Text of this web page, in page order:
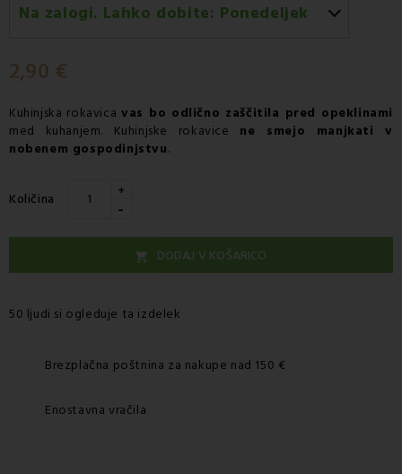
Na zalogi. Lahko dobite: Ponedeljek
2,90 €
Kuhinjska rokavica vas bo odlično zaščitila pred opeklinami
med kuhanjem. Kuhinjske rokavice
ne smejo manjkati v
nobenem gospodinjstvu.
Količina +
-
 DODAJ V KOŠARICO
50 ljudi si ogleduje ta izdelek
Brezplačna poštnina za nakupe nad 150 €
Enostavna vračila